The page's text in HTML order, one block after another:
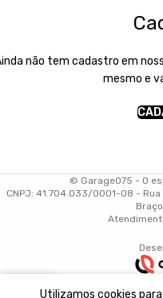
não tem cadastro em
mesmo e
© Garage075 - O
CNPJ: 41.704.033/0001-08 -
Utilizamos cookies